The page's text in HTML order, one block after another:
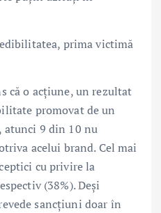
prima victimă
că o acțiune, un rezultat
promovat de un
atunci 9 din 10 nu
acelui brand. Cel mai
cu privire la
(38%). Deși
sancțiuni doar în